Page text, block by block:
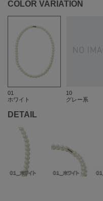
COLOR VARIATION
01
ホワイト
10
グレー系
DETAIL